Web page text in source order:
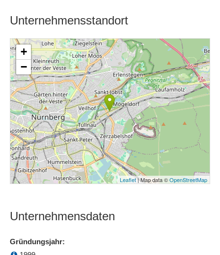
Unternehmensstandort
+
−
Leaflet| Map data ©OpenStreetMap
Unternehmensdaten
Gründungsjahr: